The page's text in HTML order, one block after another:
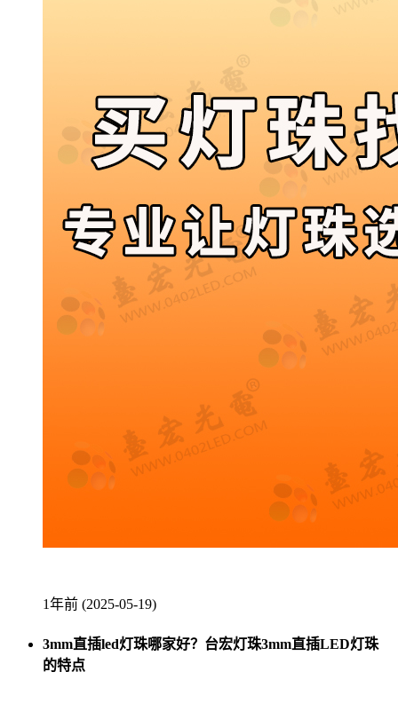
1年前 (2025-05-19)
3mm直插led灯珠哪家好？台宏灯珠3mm直插LED灯珠
的特点